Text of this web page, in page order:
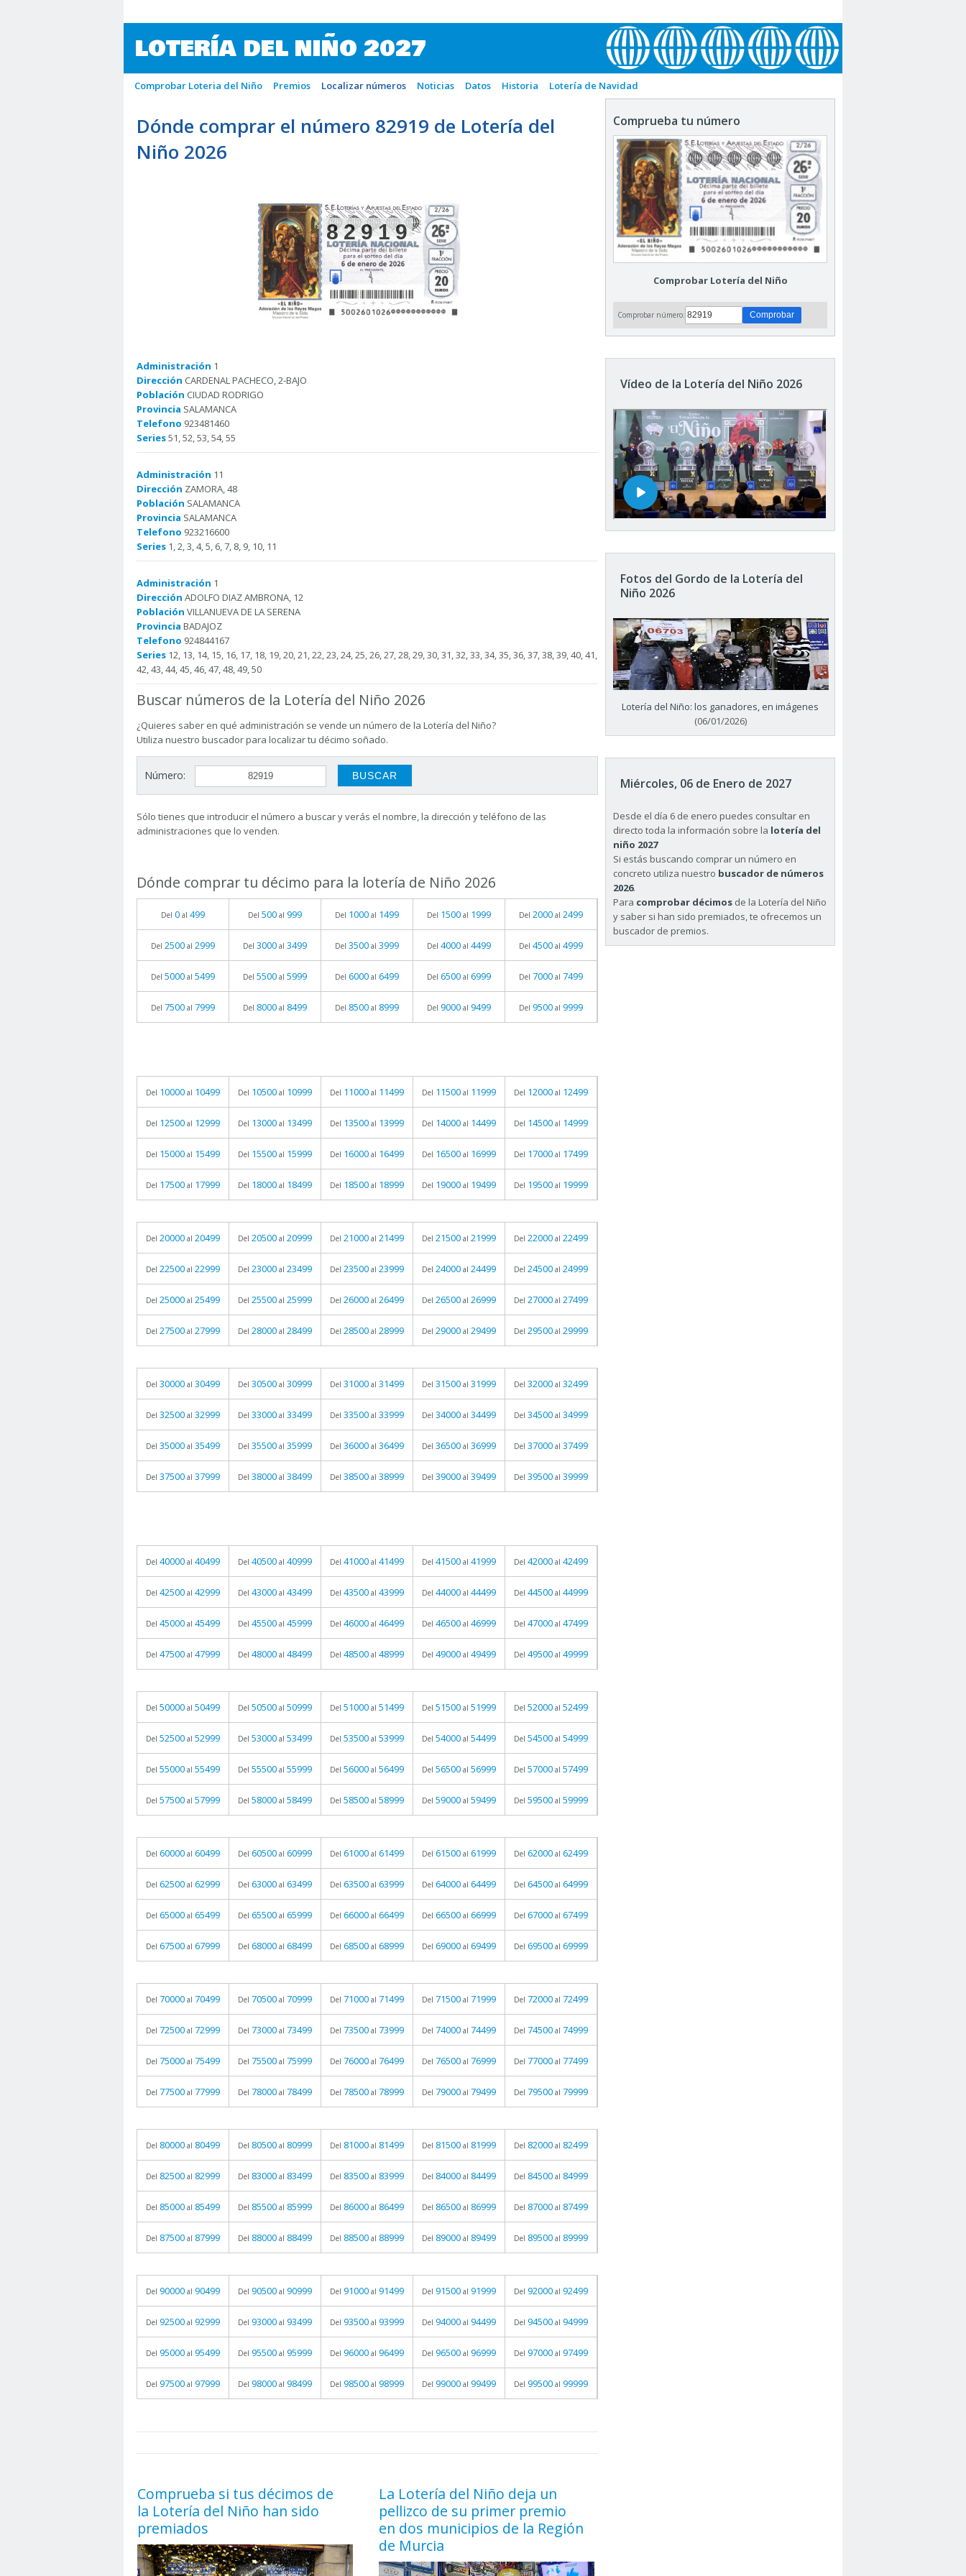
LOTERÍA DEL NIÑO 2027
Comprobar Loteria del Niño Premios Localizar números Noticias Datos Historia Lotería de Navidad
Dónde comprar el número 82919 de Lotería del
Niño 2026
82919
Administración 1
Dirección CARDENAL PACHECO, 2-BAJO
Población CIUDAD RODRIGO
Provincia SALAMANCA
Telefono 923481460
Series51, 52, 53, 54, 55
Administración 11
Dirección ZAMORA, 48
Población SALAMANCA
Provincia SALAMANCA
Telefono 923216600
Series 1, 2, 3, 4, 5, 6, 7, 8, 9, 10, 11
Administración 1
Dirección ADOLFO DIAZ AMBRONA, 12
Población VILLANUEVA DE LA SERENA
Provincia BADAJOZ
Telefono 924844167
Series 12, 13, 14, 15, 16, 17, 18, 19, 20, 21, 22, 23, 24, 25, 26, 27, 28, 29, 30, 31, 32, 33, 34, 35, 36, 37, 38, 39, 40, 41,
42, 43, 44, 45, 46, 47, 48, 49, 50
Buscar números de la Lotería del Niño 2026
¿Quieres saber en qué administración se vende un número de la Lotería del Niño?
Utiliza nuestro buscador para localizar tu décimo soñado.
Número:
Sólo tienes que introducir el número a buscar y verás el nombre, la dirección y teléfono de las
administraciones que lo venden.
Dónde comprar tu décimo para la lotería de Niño 2026
Del 0 al 499 Del 500 al 999 Del 1000 al 1499 Del 1500 al 1999 Del 2000 al 2499
Del 2500 al 2999 Del 3000 al 3499 Del 3500 al 3999 Del 4000 al 4499 Del 4500 al 4999
Del 5000 al 5499 Del 5500 al 5999 Del 6000 al 6499 Del 6500 al 6999 Del 7000 al 7499
Del 7500 al 7999 Del 8000 al 8499 Del 8500 al 8999 Del 9000 al 9499 Del 9500 al 9999
Del 10000 al 10499 Del 10500 al 10999 Del 11000 al 11499 Del 11500 al 11999 Del 12000 al 12499
Del 12500 al 12999 Del 13000 al 13499 Del 13500 al 13999 Del 14000 al 14499 Del 14500 al 14999
Del 15000 al 15499 Del 15500 al 15999 Del 16000 al 16499 Del 16500 al 16999 Del 17000 al 17499
Del 17500 al 17999 Del 18000 al 18499 Del 18500 al 18999 Del 19000 al 19499 Del 19500 al 19999
Del 20000 al 20499 Del 20500 al 20999 Del 21000 al 21499 Del 21500 al 21999 Del 22000 al 22499
Del 22500 al 22999 Del 23000 al 23499 Del 23500 al 23999 Del 24000 al 24499 Del 24500 al 24999
Del 25000 al 25499 Del 25500 al 25999 Del 26000 al 26499 Del 26500 al 26999 Del 27000 al 27499
Del 27500 al 27999 Del 28000 al 28499 Del 28500 al 28999 Del 29000 al 29499 Del 29500 al 29999
Del 30000 al 30499 Del 30500 al 30999 Del 31000 al 31499 Del 31500 al 31999 Del 32000 al 32499
Del 32500 al 32999 Del 33000 al 33499 Del 33500 al 33999 Del 34000 al 34499 Del 34500 al 34999
Del 35000 al 35499 Del 35500 al 35999 Del 36000 al 36499 Del 36500 al 36999 Del 37000 al 37499
Del 37500 al 37999 Del 38000 al 38499 Del 38500 al 38999 Del 39000 al 39499 Del 39500 al 39999
Del 40000 al 40499 Del 40500 al 40999 Del 41000 al 41499 Del 41500 al 41999 Del 42000 al 42499
Del 42500 al 42999 Del 43000 al 43499 Del 43500 al 43999 Del 44000 al 44499 Del 44500 al 44999
Del 45000 al 45499 Del 45500 al 45999 Del 46000 al 46499 Del 46500 al 46999 Del 47000 al 47499
Del 47500 al 47999 Del 48000 al 48499 Del 48500 al 48999 Del 49000 al 49499 Del 49500 al 49999
Del 50000 al 50499 Del 50500 al 50999 Del 51000 al 51499 Del 51500 al 51999 Del 52000 al 52499
Del 52500 al 52999 Del 53000 al 53499 Del 53500 al 53999 Del 54000 al 54499 Del 54500 al 54999
Del 55000 al 55499 Del 55500 al 55999 Del 56000 al 56499 Del 56500 al 56999 Del 57000 al 57499
Del 57500 al 57999 Del 58000 al 58499 Del 58500 al 58999 Del 59000 al 59499 Del 59500 al 59999
Del 60000 al 60499 Del 60500 al 60999 Del 61000 al 61499 Del 61500 al 61999 Del 62000 al 62499
Del 62500 al 62999 Del 63000 al 63499 Del 63500 al 63999 Del 64000 al 64499 Del 64500 al 64999
Del 65000 al 65499 Del 65500 al 65999 Del 66000 al 66499 Del 66500 al 66999 Del 67000 al 67499
Del 67500 al 67999 Del 68000 al 68499 Del 68500 al 68999 Del 69000 al 69499 Del 69500 al 69999
Del 70000 al 70499 Del 70500 al 70999 Del 71000 al 71499 Del 71500 al 71999 Del 72000 al 72499
Del 72500 al 72999 Del 73000 al 73499 Del 73500 al 73999 Del 74000 al 74499 Del 74500 al 74999
Del 75000 al 75499 Del 75500 al 75999 Del 76000 al 76499 Del 76500 al 76999 Del 77000 al 77499
Del 77500 al 77999 Del 78000 al 78499 Del 78500 al 78999 Del 79000 al 79499 Del 79500 al 79999
Del 80000 al 80499 Del 80500 al 80999 Del 81000 al 81499 Del 81500 al 81999 Del 82000 al 82499
Del 82500 al 82999 Del 83000 al 83499 Del 83500 al 83999 Del 84000 al 84499 Del 84500 al 84999
Del 85000 al 85499 Del 85500 al 85999 Del 86000 al 86499 Del 86500 al 86999 Del 87000 al 87499
Del 87500 al 87999 Del 88000 al 88499 Del 88500 al 88999 Del 89000 al 89499 Del 89500 al 89999
Del 90000 al 90499 Del 90500 al 90999 Del 91000 al 91499 Del 91500 al 91999 Del 92000 al 92499
Del 92500 al 92999 Del 93000 al 93499 Del 93500 al 93999 Del 94000 al 94499 Del 94500 al 94999
Del 95000 al 95499 Del 95500 al 95999 Del 96000 al 96499 Del 96500 al 96999 Del 97000 al 97499
Del 97500 al 97999 Del 98000 al 98499 Del 98500 al 98999 Del 99000 al 99499 Del 99500 al 99999
Comprueba si tus décimos de
la Lotería del Niño han sido
premiados
La Lotería del Niño deja un
pellizco de su primer premio
en dos municipios de la Región
de Murcia
Comprueba tu número
Comprobar Lotería del Niño
Comprobar número:
Vídeo de la Lotería del Niño 2026
Fotos del Gordo de la Lotería del
Niño 2026
Lotería del Niño: los ganadores, en imágenes
(06/01/2026)
Miércoles, 06 de Enero de 2027
Desde el día 6 de enero puedes consultar en
directo toda la información sobre la lotería del
niño 2027
Si estás buscando comprar un número en
concreto utiliza nuestro buscador de números
2026.
Para comprobar décimos de la Lotería del Niño
y saber si han sido premiados, te ofrecemos un
buscador de premios.